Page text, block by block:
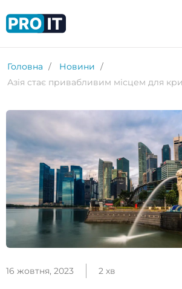
Головна
Новини
16 жовтня, 2023 2 хв